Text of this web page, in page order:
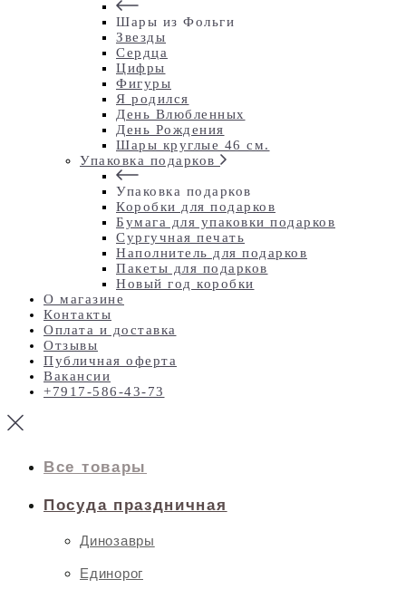
Шары из Фольги
Звезды
Сердца
Цифры
Фигуры
Я родился
День Влюбленных
День Рождения
Шары круглые 46 см.
Упаковка подарков
Упаковка подарков
Коробки для подарков
Бумага для упаковки подарков
Сургучная печать
Наполнитель для подарков
Пакеты для подарков
Новый год коробки
О магазине
Контакты
Оплата и доставка
Отзывы
Публичная оферта
Вакансии
+7917-586-43-73
Все товары
Посуда праздничная
Динозавры
Единорог